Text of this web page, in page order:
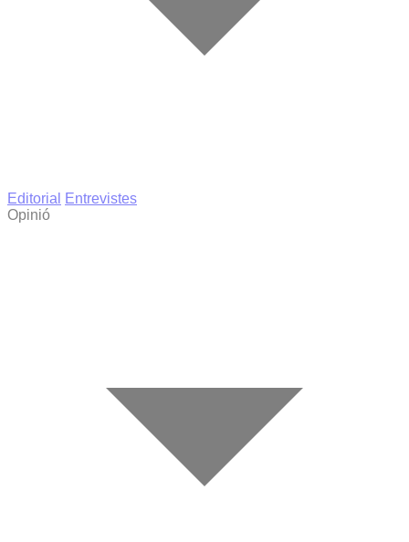
Editorial
Entrevistes
Opinió